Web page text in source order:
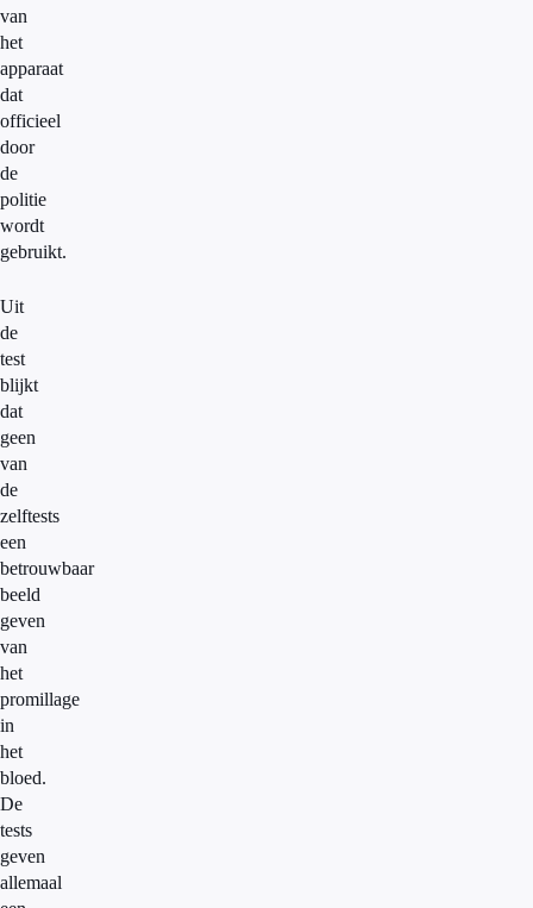
van
het
apparaat
dat
officieel
door
de
politie
wordt
gebruikt.
Uit
de
test
blijkt
dat
geen
van
de
zelftests
een
betrouwbaar
beeld
geven
van
het
promillage
in
het
bloed.
De
tests
geven
allemaal